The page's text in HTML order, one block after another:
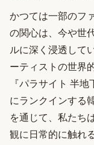
かつては一部のフ
の関心は、今や世
ルに深く浸透して
ーティストの世界
『パラサイト 半
にランクインする
を通じて、私たち
観に日常的に触れ